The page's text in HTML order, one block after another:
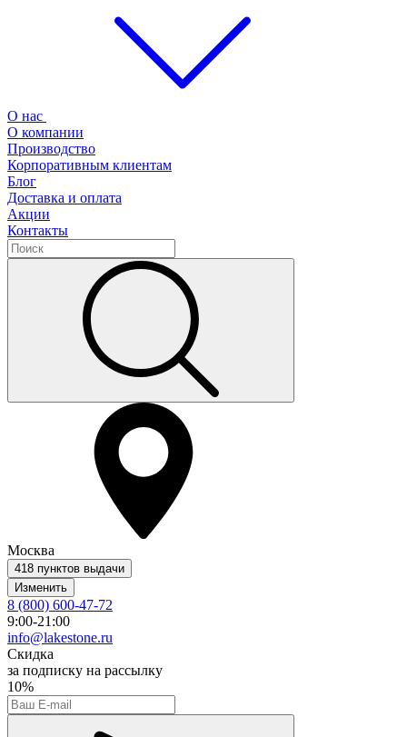
О нас
О компании
Производство
Корпоративным клиентам
Блог
Доставка и оплата
Акции
Контакты
Москва
418 пунктов выдачи
Изменить
8 (800) 600-47-72
9:00-21:00
info@lakestone.ru
Скидка
за подписку на рассылку
10%